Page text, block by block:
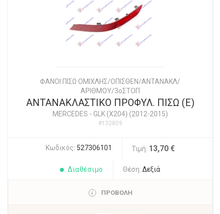
ΦΑΝΟΙ ΠΙΣΩ ΟΜΙΧΛΗΣ/ΟΠΙΣΘΕΝ/ΑΝΤΑΝΑΚΛ/
ΑΡΙΘΜΟΥ/3οΣΤΟΠ
ΑΝΤΑΝΑΚΛΑΣΤΙΚΟ ΠΡΟΦΥΛ. ΠΙΣΩ (Ε)
MERCEDES - GLK (X204) (2012-2015)
#132809
Κωδικός: 527306101 Τιμή: 13,70 €
Διαθέσιμο Θέση: Δεξιά
ΠΡΟΒΟΛΗ